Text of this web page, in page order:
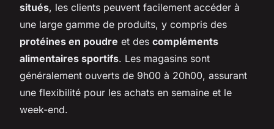
situés, les clients peuvent facilement accéder à
une large gamme de produits, y compris des
protéines en poudre et des compléments
alimentaires sportifs. Les magasins sont
généralement ouverts de 9h00 à 20h00, assurant
une flexibilité pour les achats en semaine et le
week-end.